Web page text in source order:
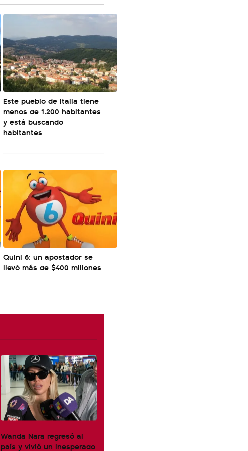
Este pueblo de Italia tiene
menos de 1.200 habitantes
y está buscando
habitantes
Quini 6: un apostador se
llevó más de $400 millones
Wanda Nara regresó al
país y vivió un inesperado